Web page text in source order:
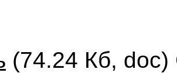
(74.24 Кб, doc)